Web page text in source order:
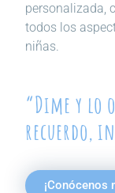
personalizada,
todos los
niñas.
“Dime y lo
recuerdo,
¡Conócenos